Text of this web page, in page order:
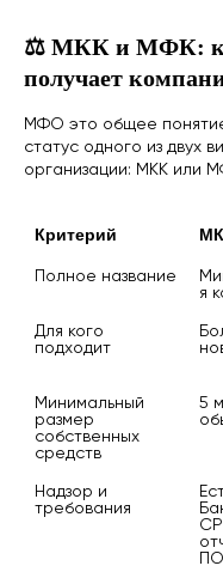
⚖️ МКК и МФК:
получает
МФО это общее
статус одного из двух
организации: МКК или
Критерий
Полное название
я
Для кого
подходит
Минимальный
размер
собственных
средств
5
Надзор и
требования